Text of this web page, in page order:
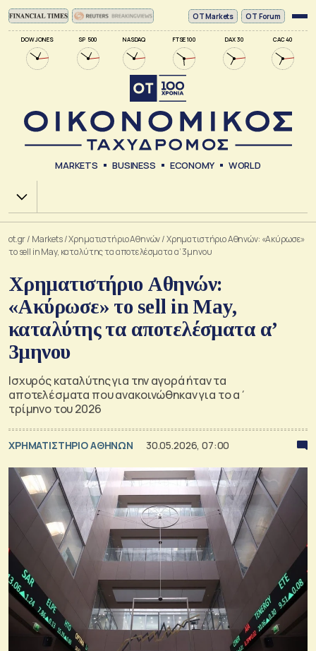
DOW JONES SP 500 NASDAQ FTSE 100 DAX 30 CAC 40
ΟΤ Markets OT Forum
MARKETS BUSINESS ECONOMY WORLD
Χ.Α.
ot.gr/ Markets/Xρηματιστήριο Αθηνών/Χρηματιστήριο Αθηνών: «Ακύρωσε»
το sell in May, καταλύτης τα αποτελέσματα α’ 3μηνου
Χρηματιστήριο Αθηνών:
«Ακύρωσε» το sell in May,
καταλύτης τα αποτελέσματα α’
3μηνου
Ισχυρός καταλύτης για την αγορά ήταν τα
αποτελέσματα που ανακοινώθηκαν για το α΄
τρίμηνο του 2026
XΡΗΜΑΤΙΣΤΗΡΙΟ ΑΘΗΝΩΝ 30.05.2026, 07:00